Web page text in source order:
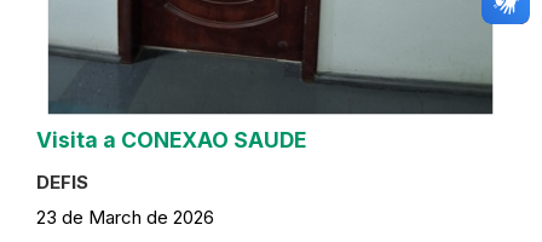
Visita a CONEXAO SAUDE
DEFIS
23 de March de 2026